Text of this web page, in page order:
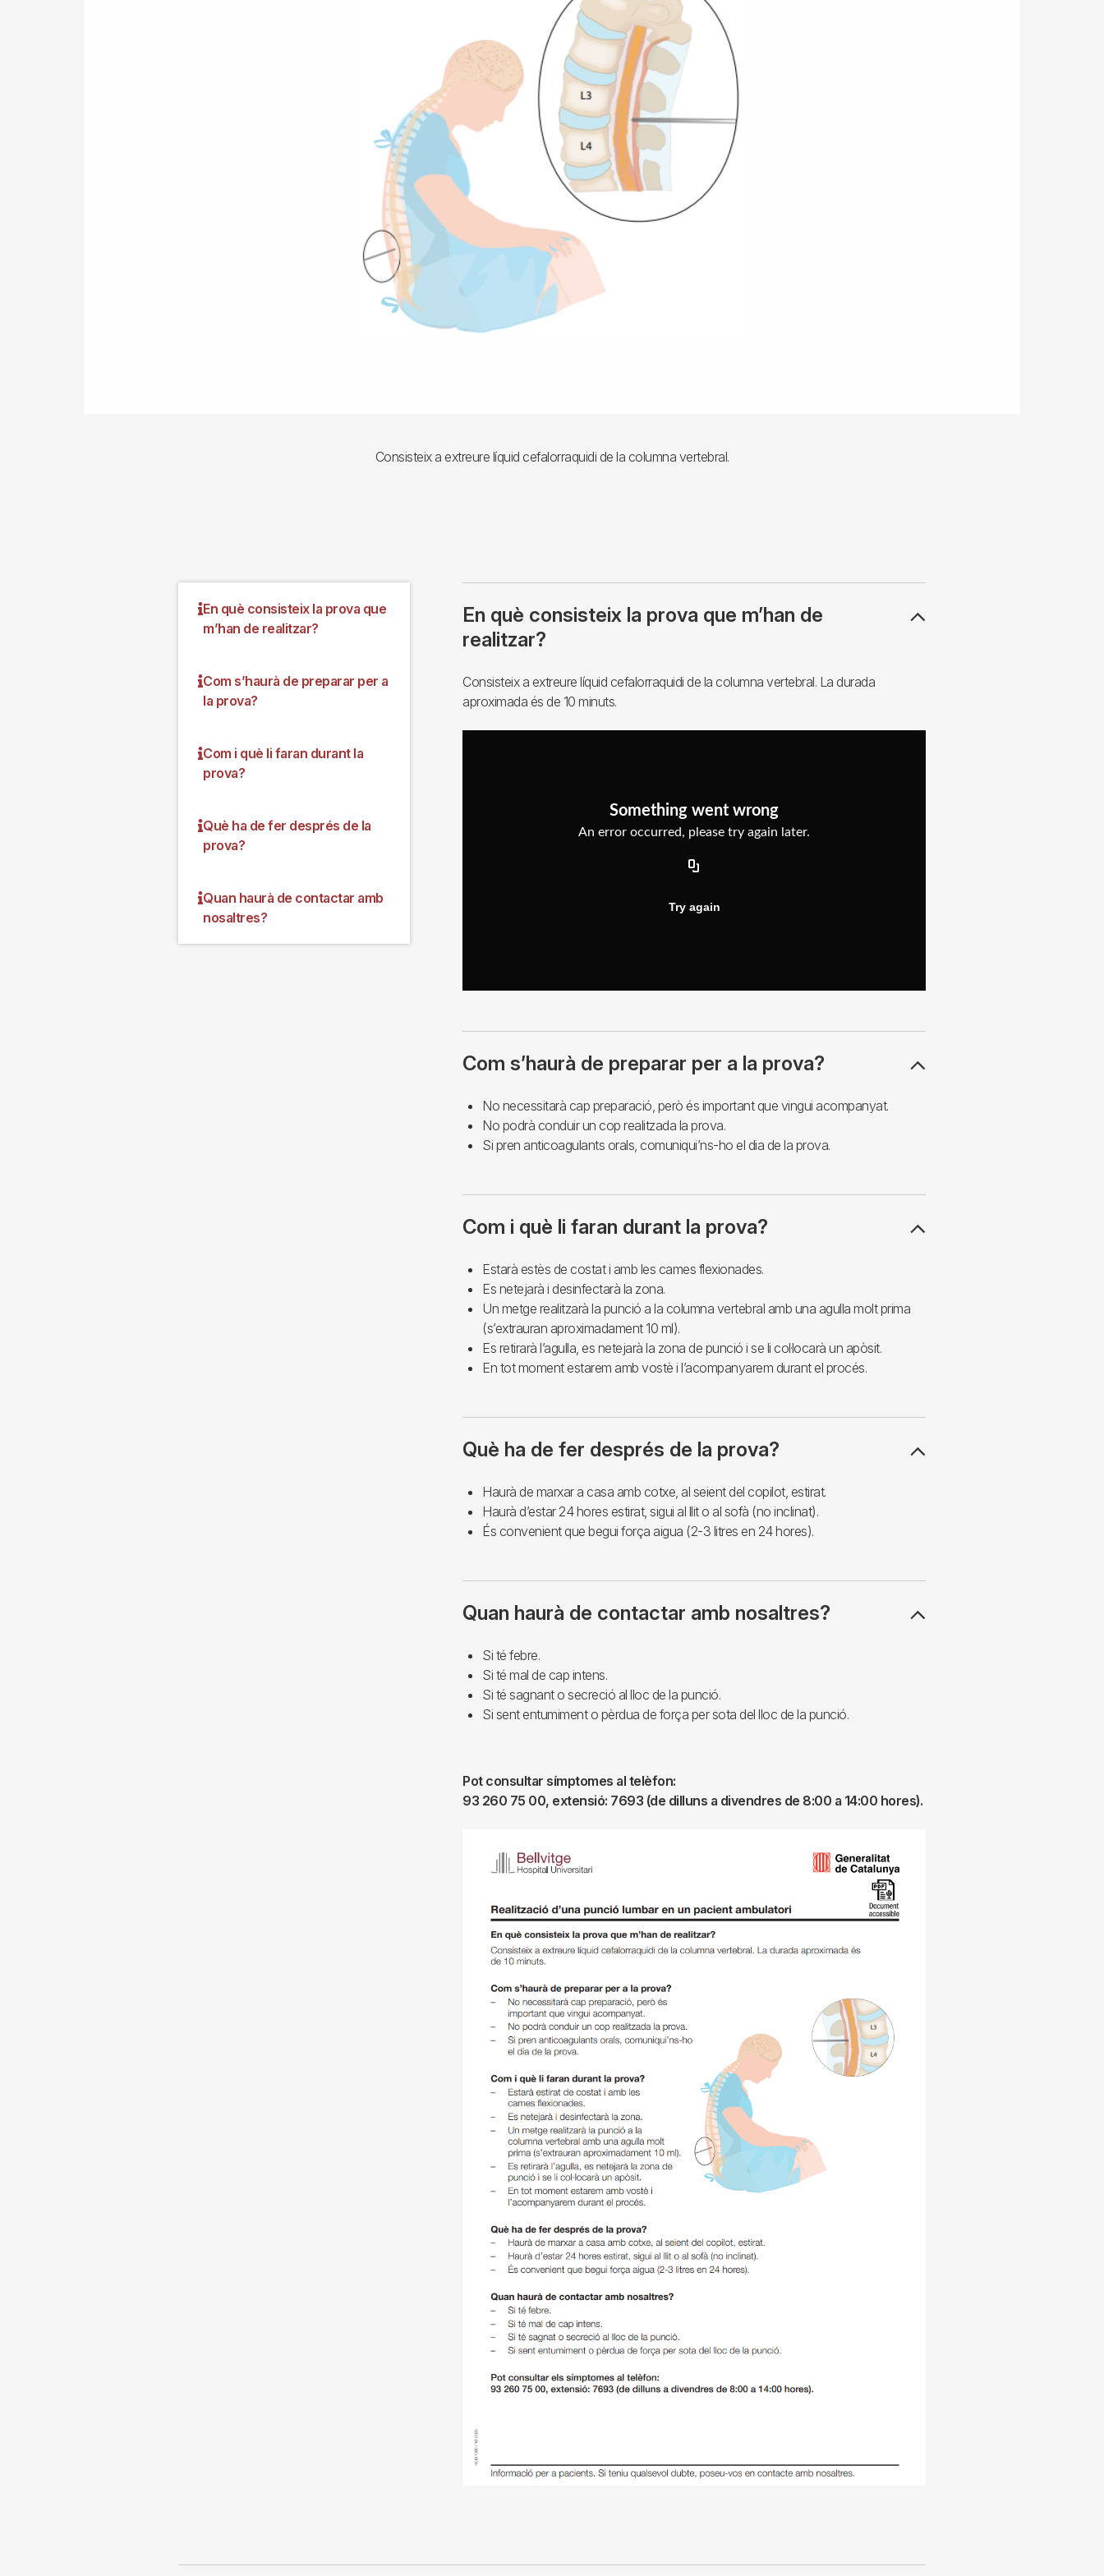
Consisteix a extreure líquid cefalorraquidi de la columna vertebral.
En què consisteix la prova que
m’han de realitzar?
Com s’haurà de preparar per a
la prova?
Com i què li faran durant la
prova?
Què ha de fer després de la
prova?
Quan haurà de contactar amb
nosaltres?
En què consisteix la prova que m’han de
realitzar?
Consisteix a extreure líquid cefalorraquidi de la columna vertebral. La durada
aproximada és de 10 minuts.
Com s’haurà de preparar per a la prova?
No necessitarà cap preparació, però és important que vingui acompanyat.
No podrà conduir un cop realitzada la prova.
Si pren anticoagulants orals, comuniqui’ns-ho el dia de la prova.
Com i què li faran durant la prova?
Estarà estès de costat i amb les cames flexionades.
Es netejarà i desinfectarà la zona.
Un metge realitzarà la punció a la columna vertebral amb una agulla molt prima
(s’extrauran aproximadament 10 ml).
Es retirarà l’agulla, es netejarà la zona de punció i se li col·locarà un apòsit.
En tot moment estarem amb vostè i l’acompanyarem durant el procés.
Què ha de fer després de la prova?
Haurà de marxar a casa amb cotxe, al seient del copilot, estirat.
Haurà d’estar 24 hores estirat, sigui al llit o al sofà (no inclinat).
És convenient que begui força aigua (2-3 litres en 24 hores).
Quan haurà de contactar amb nosaltres?
Si té febre.
Si té mal de cap intens.
Si té sagnant o secreció al lloc de la punció.
Si sent entumiment o pèrdua de força per sota del lloc de la punció.
Pot consultar símptomes al telèfon:
93 260 75 00, extensió: 7693 (de dilluns a divendres de 8:00 a 14:00 hores).